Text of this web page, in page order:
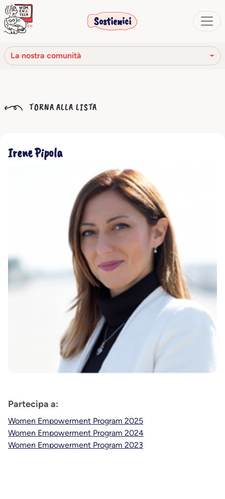
Sostienici
La nostra comunità
La nostra storia
Il nostro network
La nostra comunità
TORNA ALLA LISTA
Irene Pipola
Partecipa a:
Women Empowerment Program 2025
Women Empowerment Program 2024
Women Empowerment Program 2023